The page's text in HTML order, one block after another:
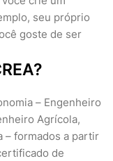
seu próprio
goste de ser
– Engenheiro
Agrícola,
– formados a partir
de